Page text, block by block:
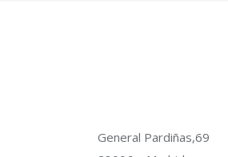
General Pardiñas,69